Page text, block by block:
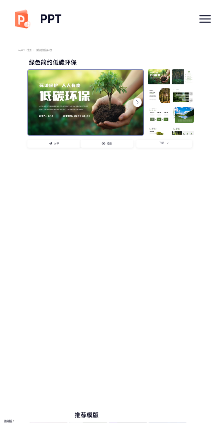
PPT
imyPPT / 生活 / 绿色简约低碳环保
绿色简约低碳环保
分享 播放 下载
推荐模版
更多模板